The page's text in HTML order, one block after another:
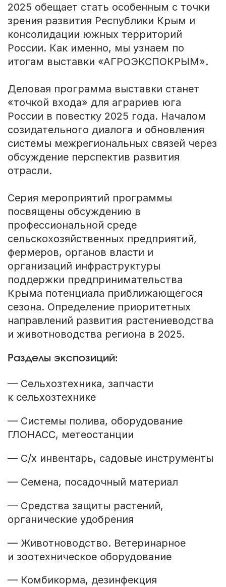
2025 обещает стать особенным с точки
зрения развития Республики Крым и
консолидации южных территорий
России. Как именно, мы узнаем по
итогам выставки «АГРОЭКСПОКРЫМ».
Деловая программа выставки станет
«точкой входа» для аграриев юга
России в повестку 2025 года. Началом
созидательного диалога и обновления
системы межрегиональных связей через
обсуждение перспектив развития
отрасли.
Серия мероприятий программы
посвящены обсуждению в
профессиональной среде
сельскохозяйственных предприятий,
фермеров, органов власти и
организаций инфраструктуры
поддержки предпринимательства
Крыма потенциала приближающегося
сезона. Определение приоритетных
направлений развития растениеводства
и животноводства региона в 2025.
Разделы экспозиций:
— Cельхозтехника, запчасти
к сельхозтехнике
— Системы полива, оборудование
ГЛОНАСС, метеостанции
— С/х инвентарь, садовые инструменты
— Семена, посадочный материал
— Средства защиты растений,
органические удобрения
— Животноводство. Ветеринарное
и зоотехническое оборудование
— Комбикорма, дезинфекция